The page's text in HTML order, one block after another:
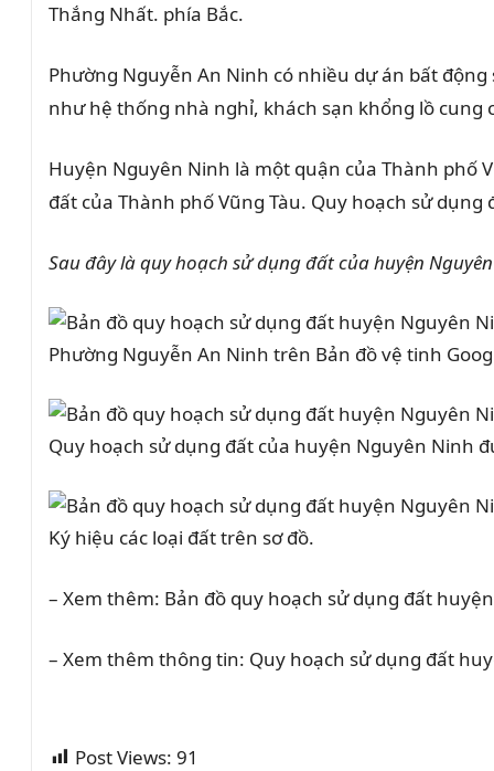
Thắng Nhất. phía Bắc.
Phường Nguyễn An Ninh có nhiều dự án bất
như hệ thống nhà nghỉ, khách sạn khổng lồ cung
Huyện Nguyên Ninh là một quận của Thành phố
đất của Thành phố Vũng Tàu. Quy hoạch sử
Sau đây là quy hoạch sử dụng đất của huyện
Phường Nguyễn An Ninh trên Bản đồ vệ tinh
Quy hoạch sử dụng đất của huyện Nguyên Ninh
Ký hiệu các loại đất trên sơ đồ.
– Xem thêm: Bản đồ quy hoạch sử dụng đất
– Xem thêm thông tin: Quy hoạch sử dụng đất
Post Views: 91